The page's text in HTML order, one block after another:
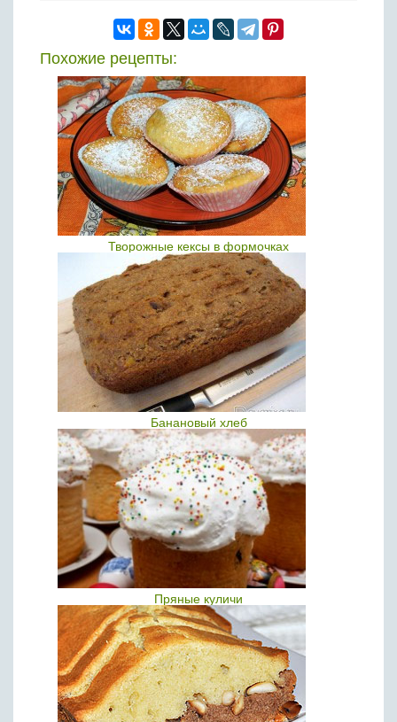
Похожие рецепты:
Творожные кексы в формочках
Банановый хлеб
Пряные куличи